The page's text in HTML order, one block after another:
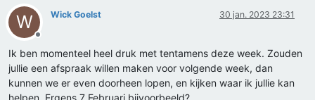
W
Offline
Wick Goelst 30 jan. 2023 23:31
Ik ben momenteel heel druk met tentamens deze week. Zouden
jullie een afspraak willen maken voor volgende week, dan
kunnen we er even doorheen lopen, en kijken waar ik jullie kan